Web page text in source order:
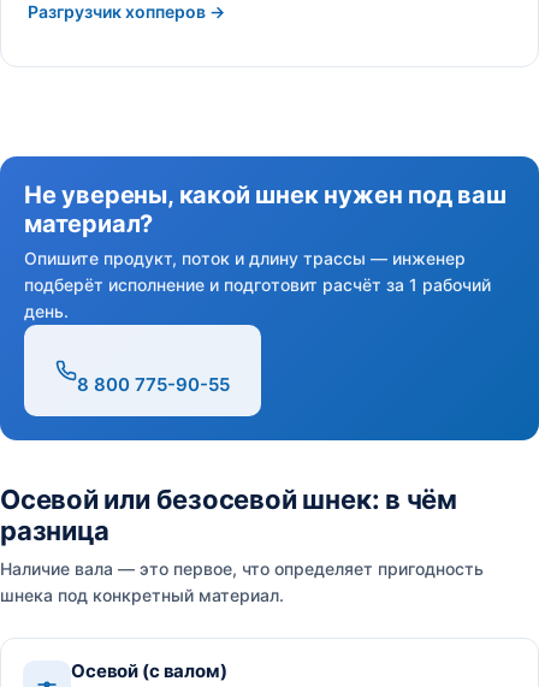
Разгрузчик хопперов →
Не уверены, какой шнек нужен под ваш
материал?
Опишите продукт, поток и длину трассы — инженер
подберёт исполнение и подготовит расчёт за 1 рабочий
день.
8 800 775-90-55
Осевой или безосевой шнек: в чём
разница
Наличие вала — это первое, что определяет пригодность
шнека под конкретный материал.
Осевой (с валом)